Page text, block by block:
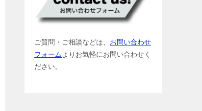
ご質問・ご相談などは、 お問い合わせ
フォームよりお気軽にお問い合わせく
ださい。